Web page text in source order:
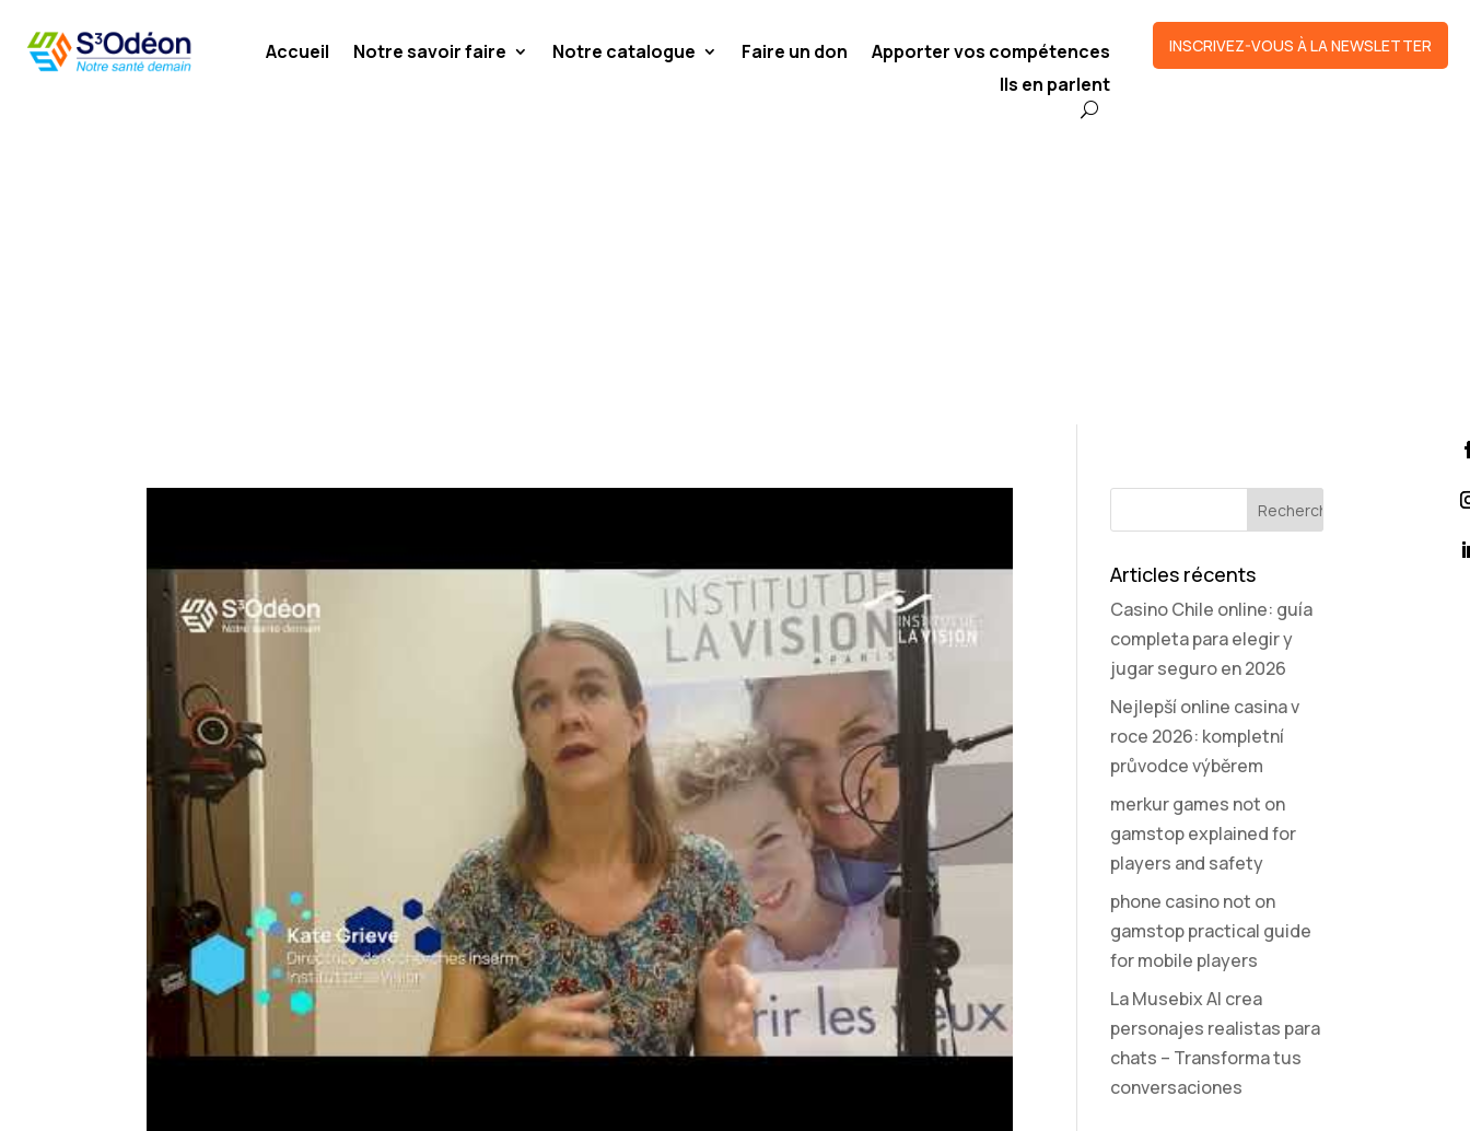
INSCRIVEZ-VOUS À LA NEWSLETTER
Accueil Notre savoir faire Notre catalogue Faire un don
Apporter vos compétences
Ils en parlent
Articles récents
Casino Chile online: guía
completa para elegir y
jugar seguro en 2026
Nejlepší online casina v
roce 2026: kompletní
průvodce výběrem
merkur games not on
gamstop explained for
players and safety
phone casino not on
gamstop practical guide
for mobile players
La Musebix AI crea
personajes realistas para
chats – Transforma tus
conversaciones